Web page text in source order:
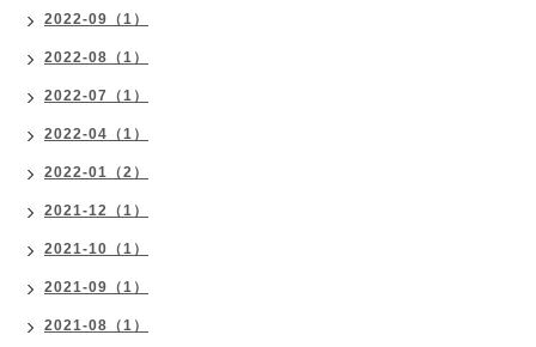
2022-09（1）
2022-08（1）
2022-07（1）
2022-04（1）
2022-01（2）
2021-12（1）
2021-10（1）
2021-09（1）
2021-08（1）